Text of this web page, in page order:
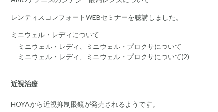
レンティスコンフォートWEBセミナーを聴講しました。
ミニウェル・レディについて
ミニウェル・レディ、ミニウェル・プロクサについて
ミニウェル・レディ、ミニウェル・プロクサについて(2)
近視治療
HOYAから近視抑制眼鏡が発売されるようです。